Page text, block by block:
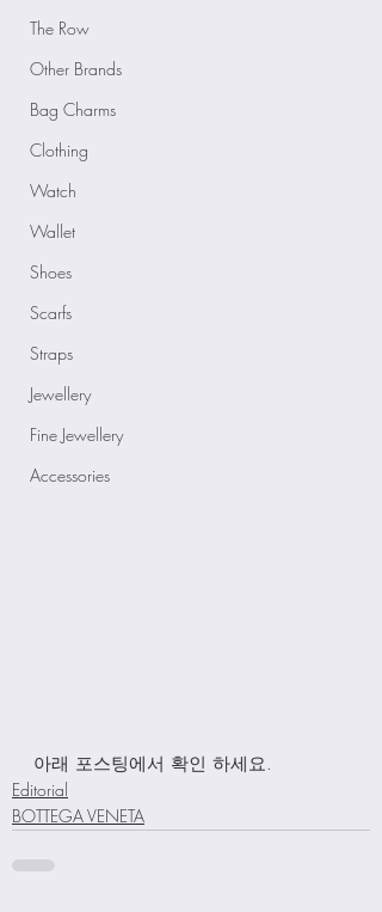
The Row
Other Brands
Bag Charms
Clothing
Watch
Wallet
Shoes
Scarfs
Straps
Jewellery
Fine Jewellery
Accessories
아래 포스팅에서 확인 하세요.
Editorial
BOTTEGA VENETA